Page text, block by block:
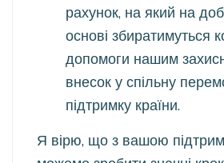
рахунок, на який на
основі збиратимуться
допомоги нашим
внесок у спільну
підтримку країни.
Я вірю, що з вашою